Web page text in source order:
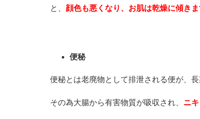
と、 顔色も悪くなり、お肌は乾燥に傾き
便秘
便秘とは老廃物として排泄される便が、
その為大腸から有害物質が吸収され、 ニ